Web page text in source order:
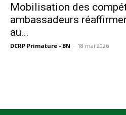
Mobilisation des
ambassadeurs
au...
DCRP Primature - BN - 18 mai 2026